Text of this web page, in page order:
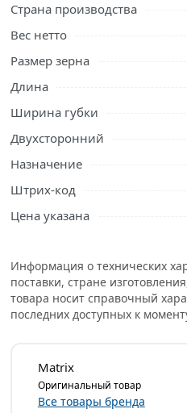
Ознакомьтесь с подробными
описанием и отзывами о
правильный выбор и
профессиональные
или самовывоза.
Условия доставки и цены на
шлифования водостойкая
Страна производства
Вес нетто
Размер зерна
Длина
Ширина губки
Двухсторонний
Назначение
Штрих-код
Цена указана
Информация о технических
поставки, стране
товара носит справочный
последних доступных к
Matrix
Оригинальный товар
Все товары бренда